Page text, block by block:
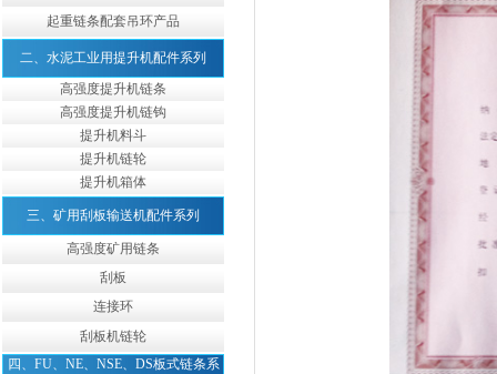
起重链条配套吊环产品
二、水泥工业用提升机配件系列
高强度提升机链条
高强度提升机链钩
提升机料斗
提升机链轮
提升机箱体
三、矿用刮板输送机配件系列
高强度矿用链条
刮板
连接环
刮板机链轮
四、FU、NE、NSE、DS板式链条系